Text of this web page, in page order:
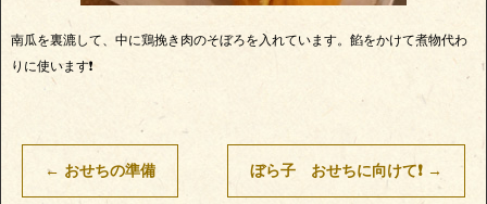
南瓜を裏漉して、中に鶏挽き肉のそぼろを入れています。餡をかけて煮物代わ
りに使います❗
← おせちの準備 ぼら子 おせちに向けて❗ →